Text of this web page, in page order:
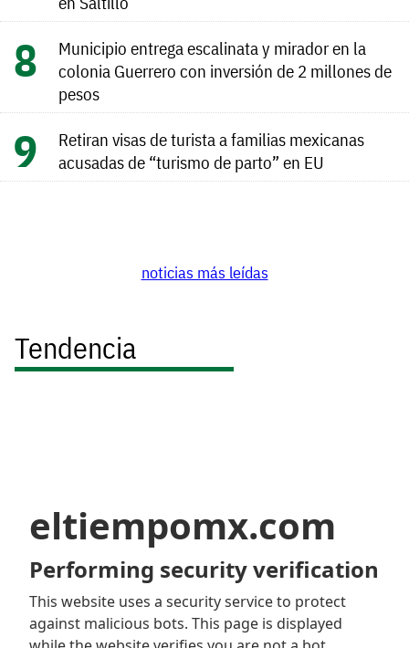
Municipio entrega escalinata y mirador en la
colonia Guerrero con inversión de 2 millones de
pesos
Retiran visas de turista a familias mexicanas
acusadas de “turismo de parto” en EU
noticias más leídas
Tendencia